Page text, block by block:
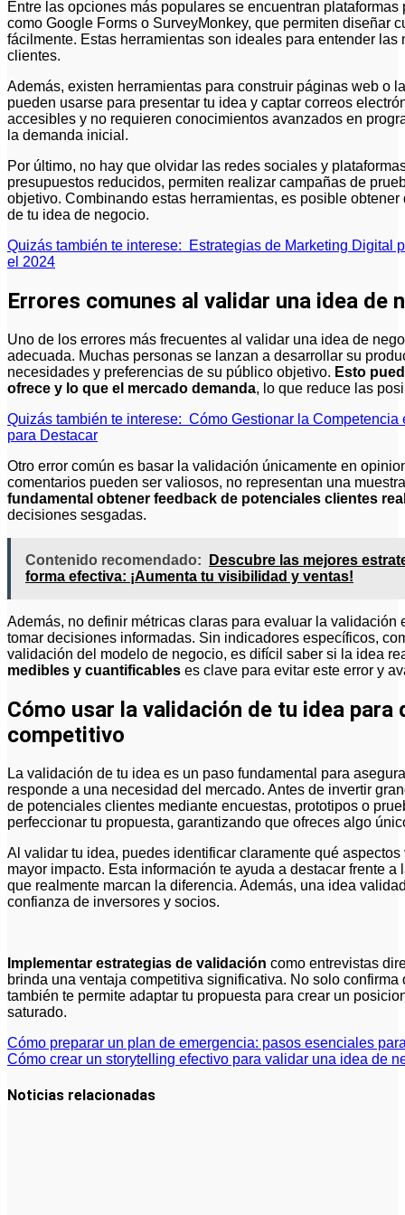
Entre las opciones más populares se encuentran
como Google Forms o SurveyMonkey, que permiten diseñar
fácilmente. Estas herramientas son ideales para entender
clientes.
Además, existen herramientas para construir páginas web o
pueden usarse para presentar tu idea y captar correos
accesibles y no requieren conocimientos avanzados en
la demanda inicial.
Por último, no hay que olvidar las redes sociales y
presupuestos reducidos, permiten realizar campañas de
objetivo. Combinando estas herramientas, es posible
de tu idea de negocio.
Quizás también te interese:
Estrategias de Marketing Digital
el 2024
Errores comunes al validar una idea de
Uno de los errores más frecuentes al validar una idea de
adecuada. Muchas personas se lanzan a desarrollar su
necesidades y preferencias de su público objetivo. Esto
ofrece y lo que el mercado demanda, lo que reduce las
Quizás también te interese: Cómo Gestionar la
para Destacar
Otro error común es basar la validación únicamente en
comentarios pueden ser valiosos, no representan una
fundamental obtener feedback de potenciales clientes
decisiones sesgadas.
Contenido recomendado:
Descubre las mejores
forma efectiva: ¡Aumenta tu visibilidad y ventas!
Además, no definir métricas claras para evaluar la
tomar decisiones informadas. Sin indicadores específicos,
validación del modelo de negocio, es difícil saber si la idea
medibles y cuantificables es clave para evitar este error y
Cómo usar la validación de tu idea
competitivo
La validación de tu idea es un paso fundamental para
responde a una necesidad del mercado. Antes de invertir
de potenciales clientes mediante encuestas, prototipos o
perfeccionar tu propuesta, garantizando que ofreces algo
Al validar tu idea, puedes identificar claramente qué
mayor impacto. Esta información te ayuda a destacar frente
que realmente marcan la diferencia. Además, una idea
confianza de inversores y socios.
Implementar estrategias de validación como entrevistas
brinda una ventaja competitiva significativa. No solo
también te permite adaptar tu propuesta para crear un
saturado.
Navegación
de
entradas
Cómo preparar un plan de emergencia: pasos esenciales
Cómo crear un storytelling efectivo para validar una idea de
Noticias relacionadas